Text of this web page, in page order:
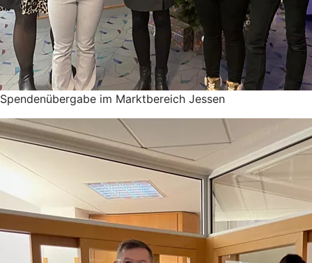
Spendenübergabe im Marktbereich Jessen